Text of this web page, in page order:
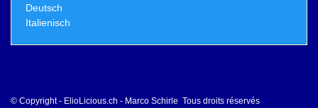
Deutsch
Italienisch
© Copyright - ElioLicious.ch - Marco Schirle Tous droits réservés